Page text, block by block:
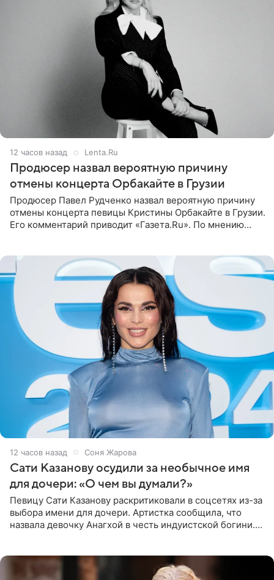
12 часов назад Lenta.Ru
Продюсер назвал вероятную причину
отмены концерта Орбакайте в Грузии
Продюсер Павел Рудченко назвал вероятную причину
отмены концерта певицы Кристины Орбакайте в Грузии.
Его комментарий приводит «Газета.Ru». По мнению
12 часов назад Соня Жарова
Сати Казанову осудили за необычное имя
для дочери: «О чем вы думали?»
Певицу Сати Казанову раскритиковали в соцсетях из-за
выбора имени для дочери. Артистка сообщила, что
назвала девочку Анагхой в честь индуистской богини.